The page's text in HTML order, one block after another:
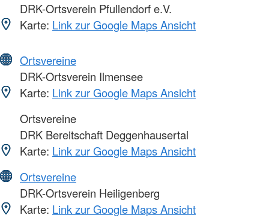
DRK-Ortsverein Pfullendorf e.V.
Karte: Link zur Google Maps Ansicht
Ortsvereine
DRK-Ortsverein Ilmensee
Karte: Link zur Google Maps Ansicht
Ortsvereine
DRK Bereitschaft Deggenhausertal
Karte: Link zur Google Maps Ansicht
Ortsvereine
DRK-Ortsverein Heiligenberg
Karte: Link zur Google Maps Ansicht